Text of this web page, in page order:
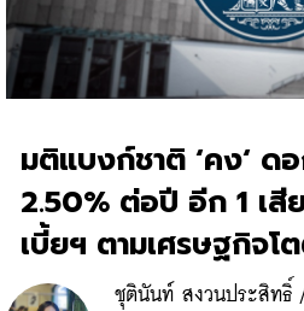
มติแบงก์ชาติ ‘คง‘ ด
2.50% ต่อปี อีก 1 เ
เบี้ยฯ ตามเศรษฐกิจโ
ชุตินันท์ สงวนประสิทธิ์ /